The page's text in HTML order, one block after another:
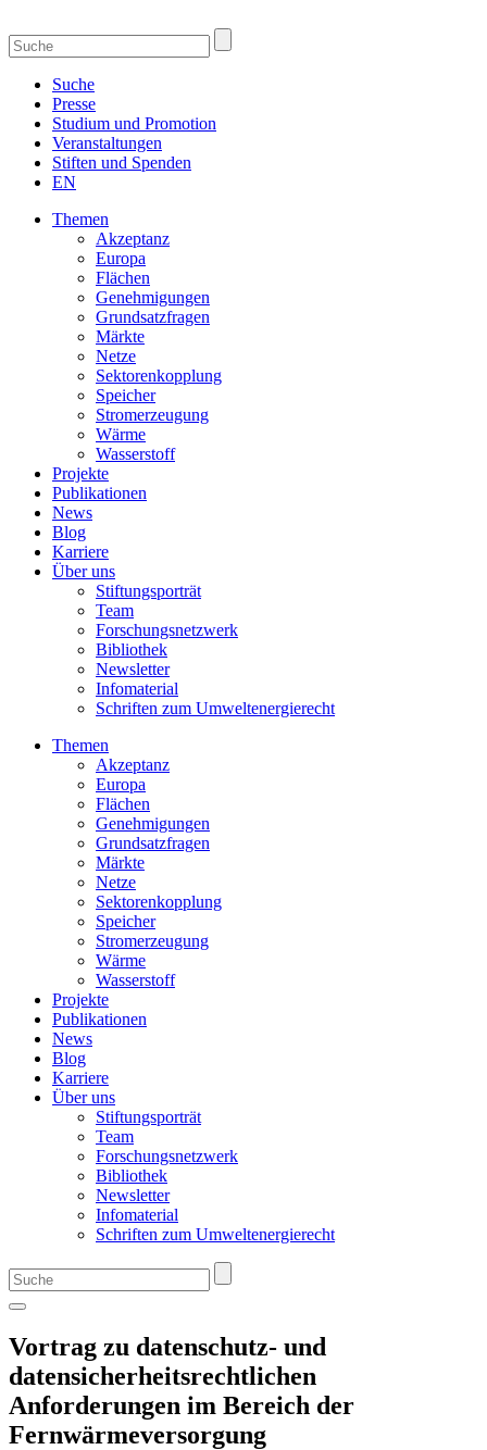
Suche
Presse
Studium und Promotion
Veranstaltungen
Stiften und Spenden
EN
Themen
Akzeptanz
Europa
Flächen
Genehmigungen
Grundsatzfragen
Märkte
Netze
Sektorenkopplung
Speicher
Stromerzeugung
Wärme
Wasserstoff
Projekte
Publikationen
News
Blog
Karriere
Über uns
Stiftungsporträt
Team
Forschungsnetzwerk
Bibliothek
Newsletter
Infomaterial
Schriften zum Umweltenergierecht
Themen
Akzeptanz
Europa
Flächen
Genehmigungen
Grundsatzfragen
Märkte
Netze
Sektorenkopplung
Speicher
Stromerzeugung
Wärme
Wasserstoff
Projekte
Publikationen
News
Blog
Karriere
Über uns
Stiftungsporträt
Team
Forschungsnetzwerk
Bibliothek
Newsletter
Infomaterial
Schriften zum Umweltenergierecht
Vortrag zu datenschutz- und
datensicherheitsrechtlichen
Anforderungen im Bereich der
Fernwärmeversorgung